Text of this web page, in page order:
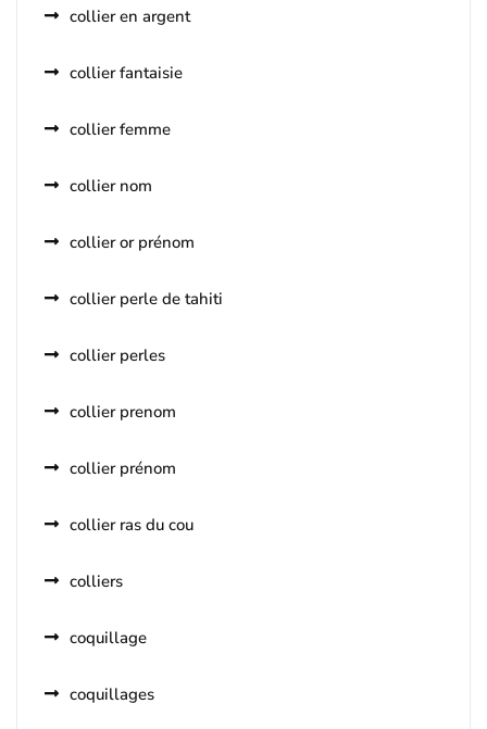
collier en argent
collier fantaisie
collier femme
collier nom
collier or prénom
collier perle de tahiti
collier perles
collier prenom
collier prénom
collier ras du cou
colliers
coquillage
coquillages